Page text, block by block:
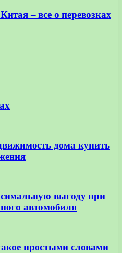
– все о перевозках
дома купить
выгоду при
автомобиля
простыми словами